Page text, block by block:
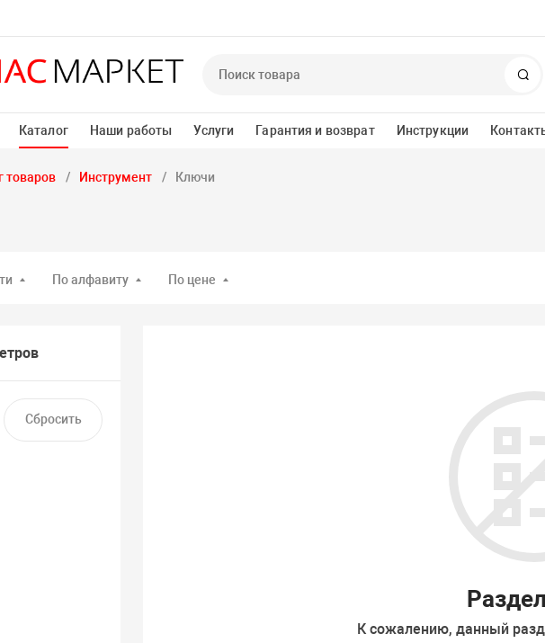
Каталог Наши работы Услуги Гарантия и возврат Инструкции
товаров Инструмент Ключи
По алфавиту По цене
К сожалению, данный